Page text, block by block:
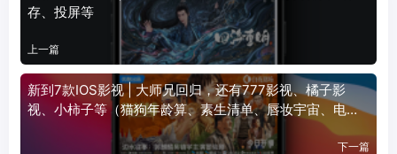
存、投屏等
上一篇
新到7款IOS影视 | 大师兄回归，还有777影视、橘子影
视、小柿子等（猫狗年龄算、素生清单、唇妆宇宙、电容
下一篇